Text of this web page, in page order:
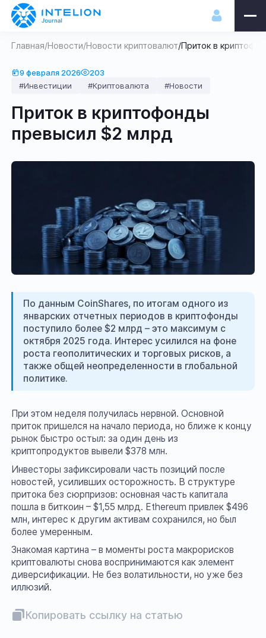
Главная/Новости/Новости криптовалют/Приток в
9 февраля 2026
203
#Инвестиции
#Криптовалюта #Новости
Приток в криптофонды
превысил $2 млрд
По данным CoinShares, по итогам одного из
январских отчетных периодов в криптофонды
поступило более $2 млрд – это максимум с
октября 2025 года. Интерес усилился на фоне
роста геополитических и торговых рисков, а
также общей неопределенности в глобальной
политике.
При этом неделя получилась нервной. Основной
приток пришелся на начало периода, но ближе к концу
рынок быстро остыл: за один день из
криптопродуктов вывели $378 млн.
Инвесторы зафиксировали часть позиций после
новостей, усиливших осторожность. В структуре
притока без сюрпризов: основная часть капитала
пошла в биткоин – $1,55 млрд. Ethereum привлек $496
млн, интерес к другим активам сохранился, но был
более умеренным.
Знакомая картина – в моменты роста макрорисков
криптовалюты снова воспринимаются как элемент
диверсификации. Не без волатильности, но уже без
иллюзий.
Копировать ссылку на статью